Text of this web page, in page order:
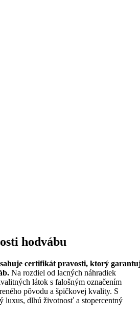
hodvábu
certifikát pravosti, ktorý
Na rozdiel od lacných náhradiek
látok s falošným označením
pôvodu a špičkovej kvality. S
luxus, dlhú životnosť a stopercentný